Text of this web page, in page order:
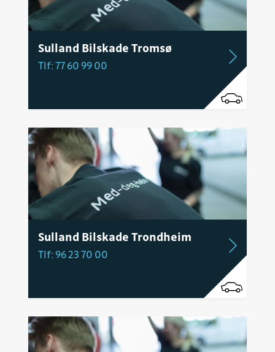
Sulland Bilskade Tromsø
Tlf: 77 60 99 00
Sulland Bilskade Trondheim
Tlf: 96 23 70 00